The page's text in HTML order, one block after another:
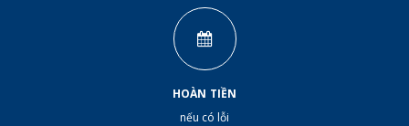
HOÀN TIỀN
nếu có lỗi